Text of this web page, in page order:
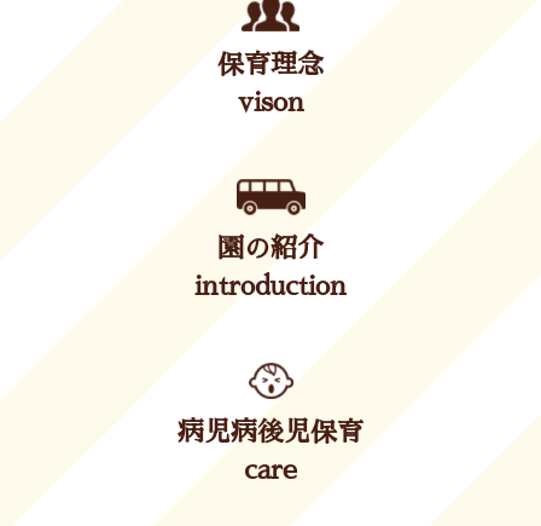
保育理念
vison
園の紹介
introduction
病児病後児保育
care